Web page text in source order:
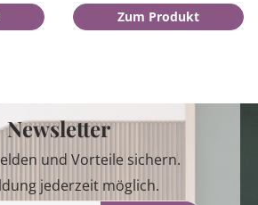
Zum Produkt
Newsletter
und Vorteile sichern.
jederzeit möglich.